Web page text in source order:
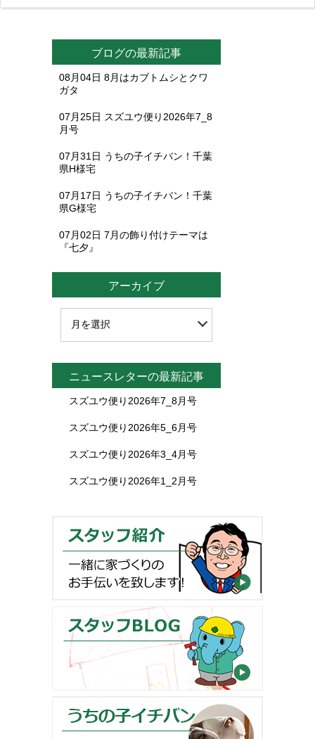
ブログの最新記事
08月04日 8月はカブトムシとクワ
ガタ
07月25日 スズユウ便り2026年7_8
月号
07月31日 うちの子イチバン！千葉
県H様宅
07月17日 うちの子イチバン！千葉
県G様宅
07月02日 7月の飾り付けテーマは
『七夕』
アーカイブ
ニュースレターの最新記事
スズユウ便り2026年7_8月号
スズユウ便り2026年5_6月号
スズユウ便り2026年3_4月号
スズユウ便り2026年1_2月号